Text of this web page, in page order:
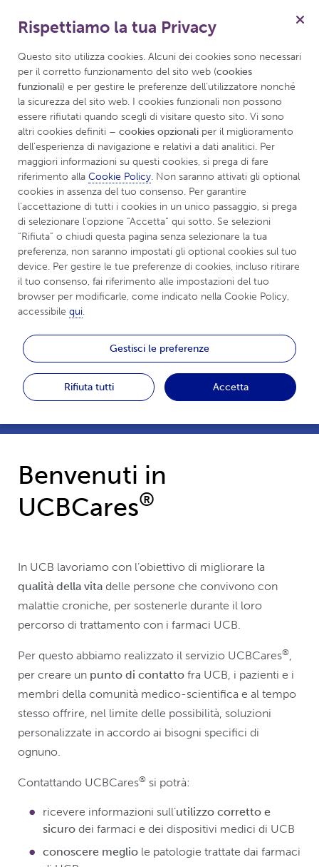
Menu
®
alle persone che convivono con malattie croniche e
sono in trattamento con i farmaci UCB, ai loro
familiari e ai professionisti del settore sanitario
coinvolti nella gestione della terapia.
Benvenuti in
UCBCares®
In UCB lavoriamo con l’obiettivo di migliorare la
qualità della vita delle persone che convivono con
malattie croniche, per sostenerle durante il loro
percorso di trattamento con i farmaci UCB.
Per questo abbiamo realizzato il servizio UCBCares®
per creare un punto di contatto fra UCB, i pazienti e i
membri della comunità medico-scientifica e al tempo
stesso offrire, nel limite delle possibilità, soluzioni
personalizzate in accordo ai bisogni specifici di
ognuno.
Contattando UCBCares® si potrà:
ricevere informazioni sull’utilizzo corretto e
sicuro dei farmaci e dei dispositivi medici di UCB
conoscere meglio le patologie trattate dai farmaci
Rispettiamo la tua Privacy
Questo sito utilizza cookies. Alcuni dei cookies sono necessari
per il corretto funzionamento del sito web (cookies
funzionali) e per gestire le preferenze dell’utilizzatore nonché
la sicurezza del sito web. I cookies funzionali non possono
essere rifiutati quando scegli di visitare questo sito. Vi sono
altri cookies definiti – cookies opzionali per il miglioramento
dell’esperienza di navigazione e relativi a dati analitici. Per
maggiori informazioni su questi cookies, si prega di fare
riferimento alla Cookie Policy. Non saranno attivati gli optional
cookies in assenza del tuo consenso. Per garantire
l’accettazione di tutti i cookies in un unico passaggio, si prega
di selezionare l’opzione “Accetta” qui sotto. Se selezioni
“Rifiuta” o chiudi questa pagina senza selezionare la tua
preferenza, non saranno impostati gli optional cookies sul tuo
device. Per gestire le tue preferenze di cookies, incluso ritirare
il tuo consenso, fai riferimento alle impostazioni del tuo
browser per modificarle, come indicato nella Cookie Policy,
accessibile qui.
Rifiuta tutti
Gestisci le preferenze
Accetta